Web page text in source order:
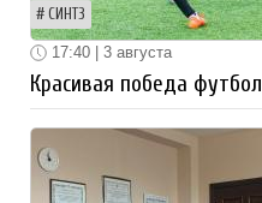
СИНТЗ
17:40 | 3 августа
Красивая победа